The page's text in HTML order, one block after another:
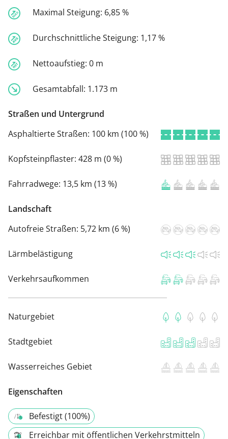
Maximal Steigung: 6,85 %
Durchschnittliche Steigung: 1,17 %
Nettoaufstieg: 0 m
Gesamtabfall: 1.173 m
Straßen und Untergrund
Asphaltierte Straßen: 100 km (100 %)
Kopfsteinpflaster: 428 m (0 %)
Fahrradwege: 13,5 km (13 %)
Landschaft
Autofreie Straßen: 5,72 km (6 %)
Lärmbelästigung
Verkehrsaufkommen
Naturgebiet
Stadtgebiet
Wasserreiches Gebiet
Eigenschaften
Befestigt (100%)
Erreichbar mit öffentlichen Verkehrstmitteln